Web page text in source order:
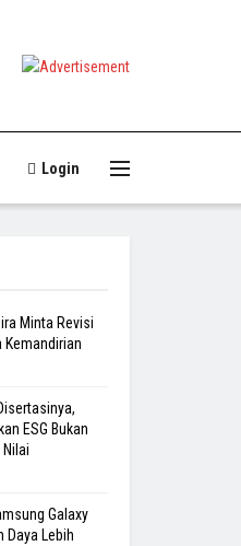
Login
Minta Revisi
Kemandirian
ESG Bukan
Galaxy
Daya Lebih